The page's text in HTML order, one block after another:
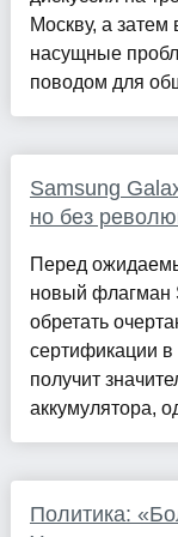
Москву, а затем
насущные
поводом для
Samsung
но без
Перед
новый флагман
обретать
сертификации в
получит
аккумулятора,
Политика: